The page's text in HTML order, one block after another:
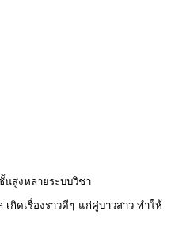
นสูงหลายระบบวิชา
กิดเรื่องราวดีๆ แก่คู่บ่าวสาว ทำให้